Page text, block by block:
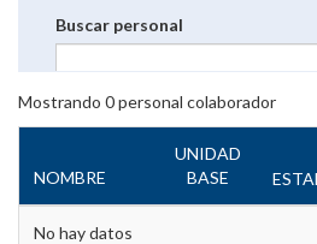
Buscar personal
Mostrando 0personal colaborador
NOMBRE
UNIDAD
BASE
No hay datos